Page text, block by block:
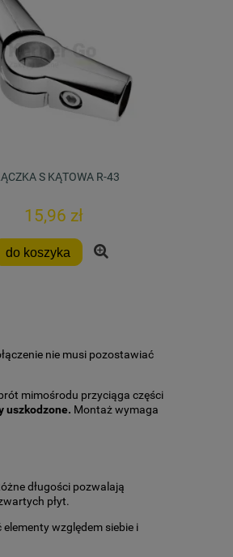
S KĄTOWA R-43
15,96 zł
do koszyka
nie musi pozostawiać
mimośrodu przyciąga części
uszkodzone. Montaż wymaga
długości pozwalają
płyt.
względem siebie i